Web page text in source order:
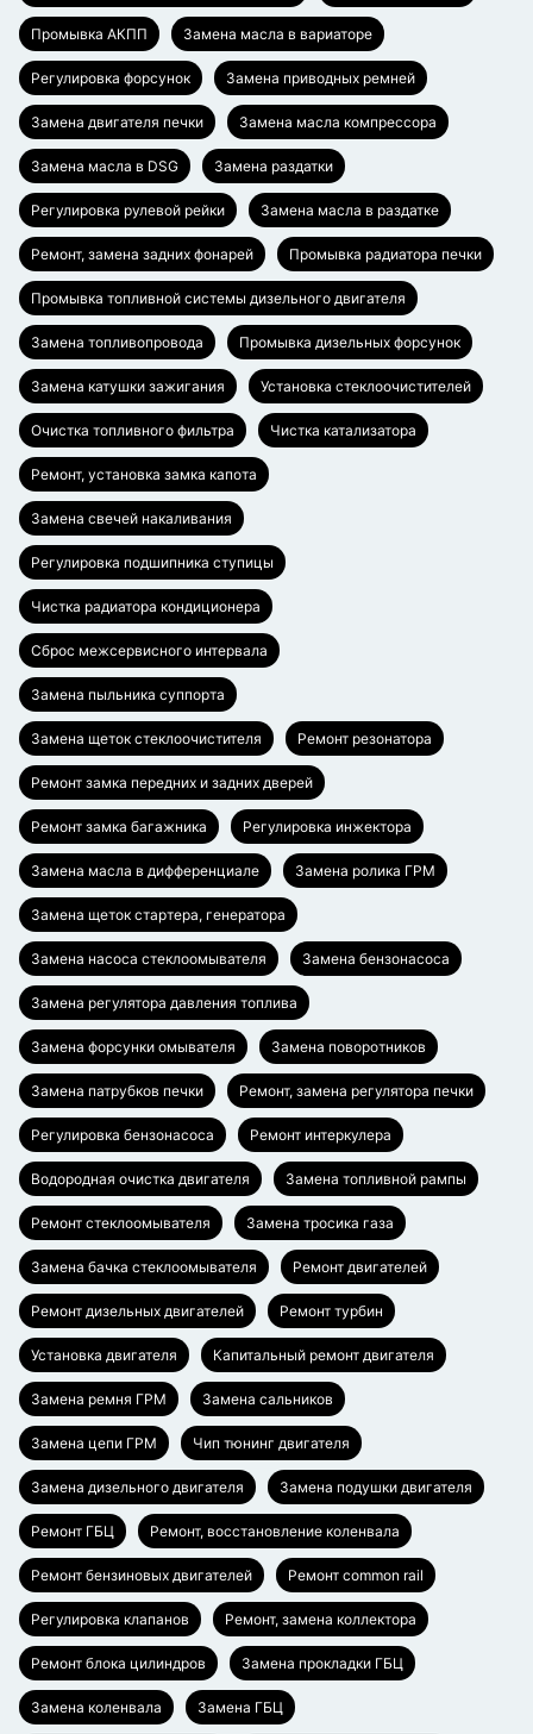
Промывка АКПП Замена масла в вариаторе
Регулировка форсунок Замена приводных ремней
Замена двигателя печки Замена масла компрессора
Замена масла в DSG Замена раздатки
Регулировка рулевой рейки Замена масла в раздатке
Ремонт, замена задних фонарей Промывка радиатора печки
Промывка топливной системы дизельного двигателя
Замена топливопровода Промывка дизельных форсунок
Замена катушки зажигания Установка стеклоочистителей
Очистка топливного фильтра Чистка катализатора
Ремонт, установка замка капота
Замена свечей накаливания
Регулировка подшипника ступицы
Чистка радиатора кондиционера
Сброс межсервисного интервала
Замена пыльника суппорта
Замена щеток стеклоочистителя Ремонт резонатора
Ремонт замка передних и задних дверей
Ремонт замка багажника Регулировка инжектора
Замена масла в дифференциале Замена ролика ГРМ
Замена щеток стартера, генератора
Замена насоса стеклоомывателя Замена бензонасоса
Замена регулятора давления топлива
Замена форсунки омывателя Замена поворотников
Замена патрубков печки Ремонт, замена регулятора печки
Регулировка бензонасоса Ремонт интеркулера
Водородная очистка двигателя Замена топливной рампы
Ремонт стеклоомывателя Замена тросика газа
Замена бачка стеклоомывателя Ремонт двигателей
Ремонт дизельных двигателей Ремонт турбин
Установка двигателя Капитальный ремонт двигателя
Замена ремня ГРМ Замена сальников
Замена цепи ГРМ Чип тюнинг двигателя
Замена дизельного двигателя Замена подушки двигателя
Ремонт ГБЦ Ремонт, восстановление коленвала
Ремонт бензиновых двигателей Ремонт common rail
Регулировка клапанов Ремонт, замена коллектора
Ремонт блока цилиндров Замена прокладки ГБЦ
Замена коленвала Замена ГБЦ